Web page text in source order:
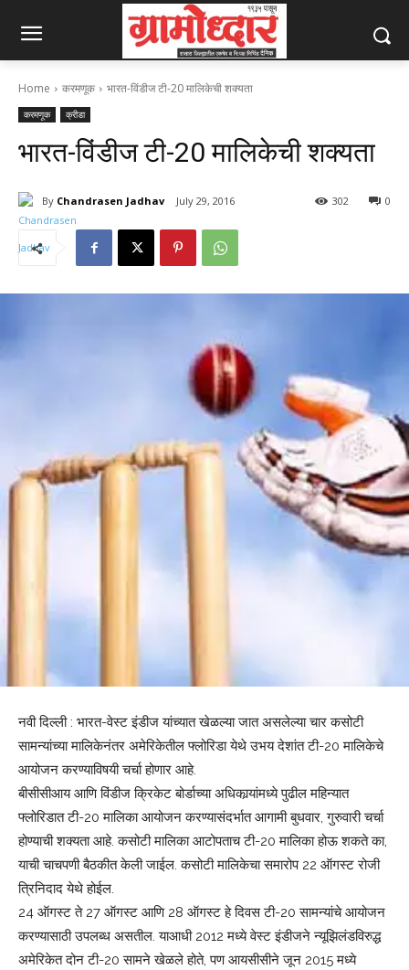
Home करमणूक भारत-विंडीज टी-20 मालिकेची शक्यता
करमणूक क्रीडा
भारत-विंडीज टी-20 मालिकेची शक्यता
By Chandrasen Jadhav July 29, 2016 0
302
नवी दिल्ली : भारत-वेस्ट इंडीज यांच्यात खेळल्या जात असलेल्या चार कसोटी
सामन्यांच्या मालिकेनंतर अमेरिकेतील फ्लोरिडा येथे उभय देशांत टी-20 मालिकेचे
आयोजन करण्याविषयी चर्चा होणार आहे.
बीसीसीआय आणि विंडीज क्रिकेट बोर्डाच्या अधिकार्‍यांमध्ये पुढील महिन्यात
फ्लोरिडात टी-20 मालिका आयोजन करण्यासंदर्भात आगामी बुधवार, गुरुवारी चर्चा
होण्याची शक्यता आहे. कसोटी मालिका आटोपताच टी-20 मालिका होऊ शकते का,
याची चाचपणी बैठकीत केली जाईल. कसोटी मालिकेचा समारोप 22 ऑगस्ट रोजी
त्रिनिदाद येथे होईल.
24 ऑगस्ट ते 27 ऑगस्ट आणि 28 ऑगस्ट हे दिवस टी-20 सामन्यांचे आयोजन
करण्यासाठी उपलब्ध असतील. याआधी 2012 मध्ये वेस्ट इंडीजने न्यूझिलंडविरुद्ध
अमेरिकेत दोन टी-20 सामने खेळले होते, पण आयसीसीने जून 2015 मध्ये